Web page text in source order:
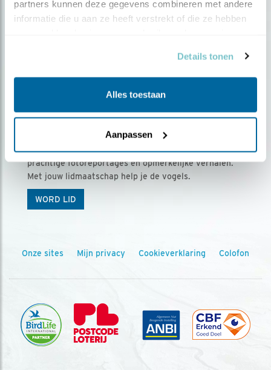
partners kunnen deze gegevens combineren met andere
informatie die u aan ze heeft verstrekt of die ze hebben
Details tonen
Alles toestaan
Aanpassen
Ontvang 5 x Vogels voor € 36,00 per jaar
Vogels is het tijdschrift voor onze leden, met
prachtige fotoreportages en opmerkelijke verhalen.
Met jouw lidmaatschap help je de vogels.
WORD LID
Onze sites Mijn privacy Cookieverklaring Colofon